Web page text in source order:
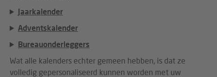
Jaarkalender
Adventskalender
Bureauonderleggers
Wat alle kalenders echter gemeen hebben, is dat ze
volledig gepersonaliseerd kunnen worden met uw